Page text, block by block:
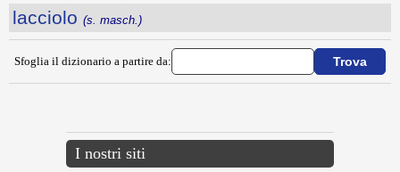
lacciolo (s. masch.)
Sfoglia il dizionario a partire da:
I nostri siti